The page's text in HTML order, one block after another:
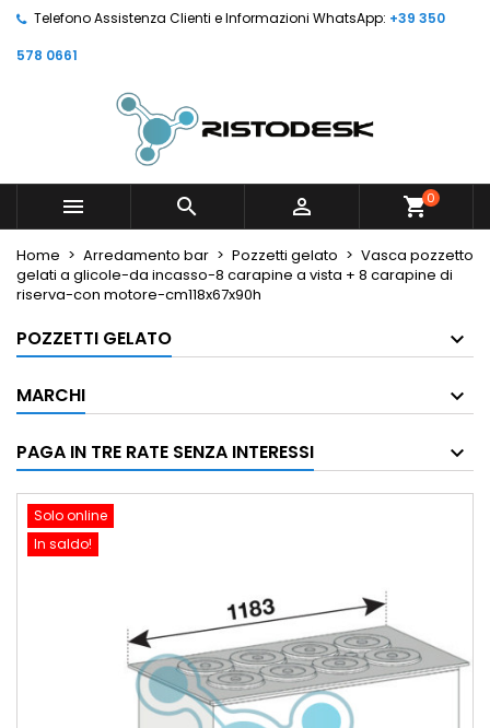
Telefono Assistenza Clienti e Informazioni WhatsApp: +39 350
578 0661
   shopping_cart0
Home Arredamento bar Pozzetti gelato
Vasca pozzetto
gelati a glicole-da incasso-8 carapine a vista + 8 carapine di
riserva-con motore-cm118x67x90h
POZZETTI GELATO
MARCHI
PAGA IN TRE RATE SENZA INTERESSI
Solo online
In saldo!